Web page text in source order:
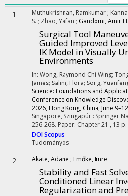
1 Muthukrishnan, Ramkumar ;
S. ; Zhao, Yafan ; Gandomi, Amir H.
Surgical Tool
Guided Improved
IK Model in Visually
Environments
In: Wong, Raymond Chi-Wing;
James; Salim, Flora; Song,
Science: Foundations and
Conference on Knowledge
2026, Hong Kong, China, June
Singapore, Szingapúr : Springer
256-268. Paper: Chapter 21 , 13 p.
DOIScopus
Tudományos
2 Akate, Adane ; Emőke, Imre
Stability and Fast
Conditioned Linear
Regularization and